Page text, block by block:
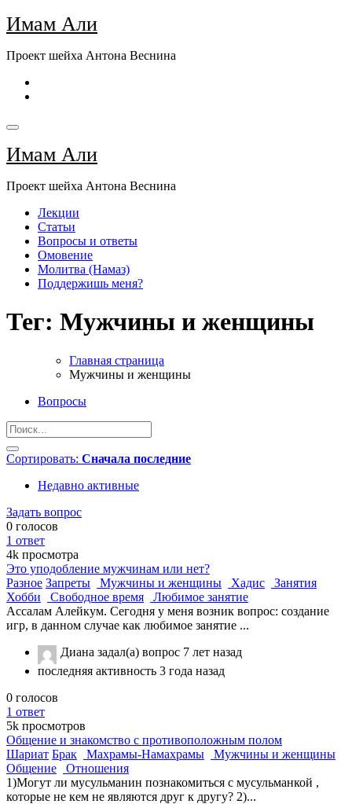
Перейти
к
Имам Али
Проект шейха Антона Веснина
Имам Али
Проект шейха Антона Веснина
Лекции
Статьи
Вопросы и ответы
Омовение
Молитва (Намаз)
Поддержишь меня?
Тег: Мужчины и женщины
Главная страница
Мужчины и женщины
Вопросы
Сортировать: Сначала последние
Недавно активные
Задать вопрос
0 голосов
1 ответ
4k просмотра
Это уподобление мужчинам или нет?
Разное Запреты Мужчины и женщины Хадис
Занятия
Хобби
Свободное время
Любимое занятие
Ассалам Алейкум. Сегодня у меня возник вопрос: создание
игр, в данном случае как любимое занятие ...
Диана задал(а) вопрос 7 лет назад
последняя активность 3 года назад
0 голосов
1 ответ
5k просмотров
Общение и знакомство с противоположным полом
Шариат Брак Махрамы-Намахрамы
Мужчины и женщины
Общение
Отношения
1)Могут ли мусульманин познакомиться с мусульманкой ,
которые не кем не являются друг к другу? 2)...